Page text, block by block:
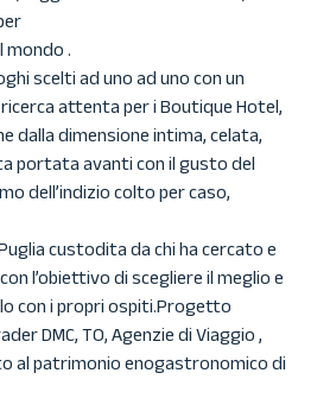
.
scelti ad uno ad uno con un
attenta per i Boutique Hotel,
dalla dimensione intima, celata,
portata avanti con il gusto del
dell’indizio colto per caso,
custodita da chi ha cercato e
l’obiettivo di scegliere il meglio e
con i propri ospiti.Progetto
DMC, TO, Agenzie di Viaggio ,
al patrimonio enogastronomico di